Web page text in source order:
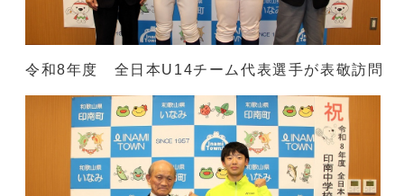
令和8年度 全日本U14チーム代表選手が表敬訪問